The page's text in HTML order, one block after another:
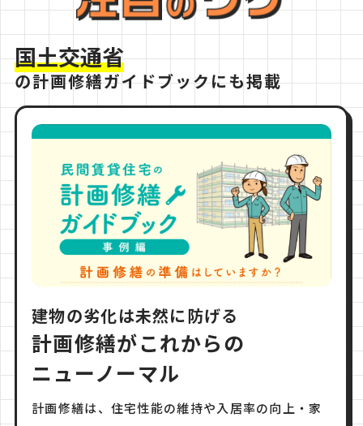
国土交通省
の計画修繕ガイドブックにも掲載
建物の劣化は未然に防げる
計画修繕がこれからの
ニューノーマル
計画修繕は、住宅性能の維持や入居率の向上・家